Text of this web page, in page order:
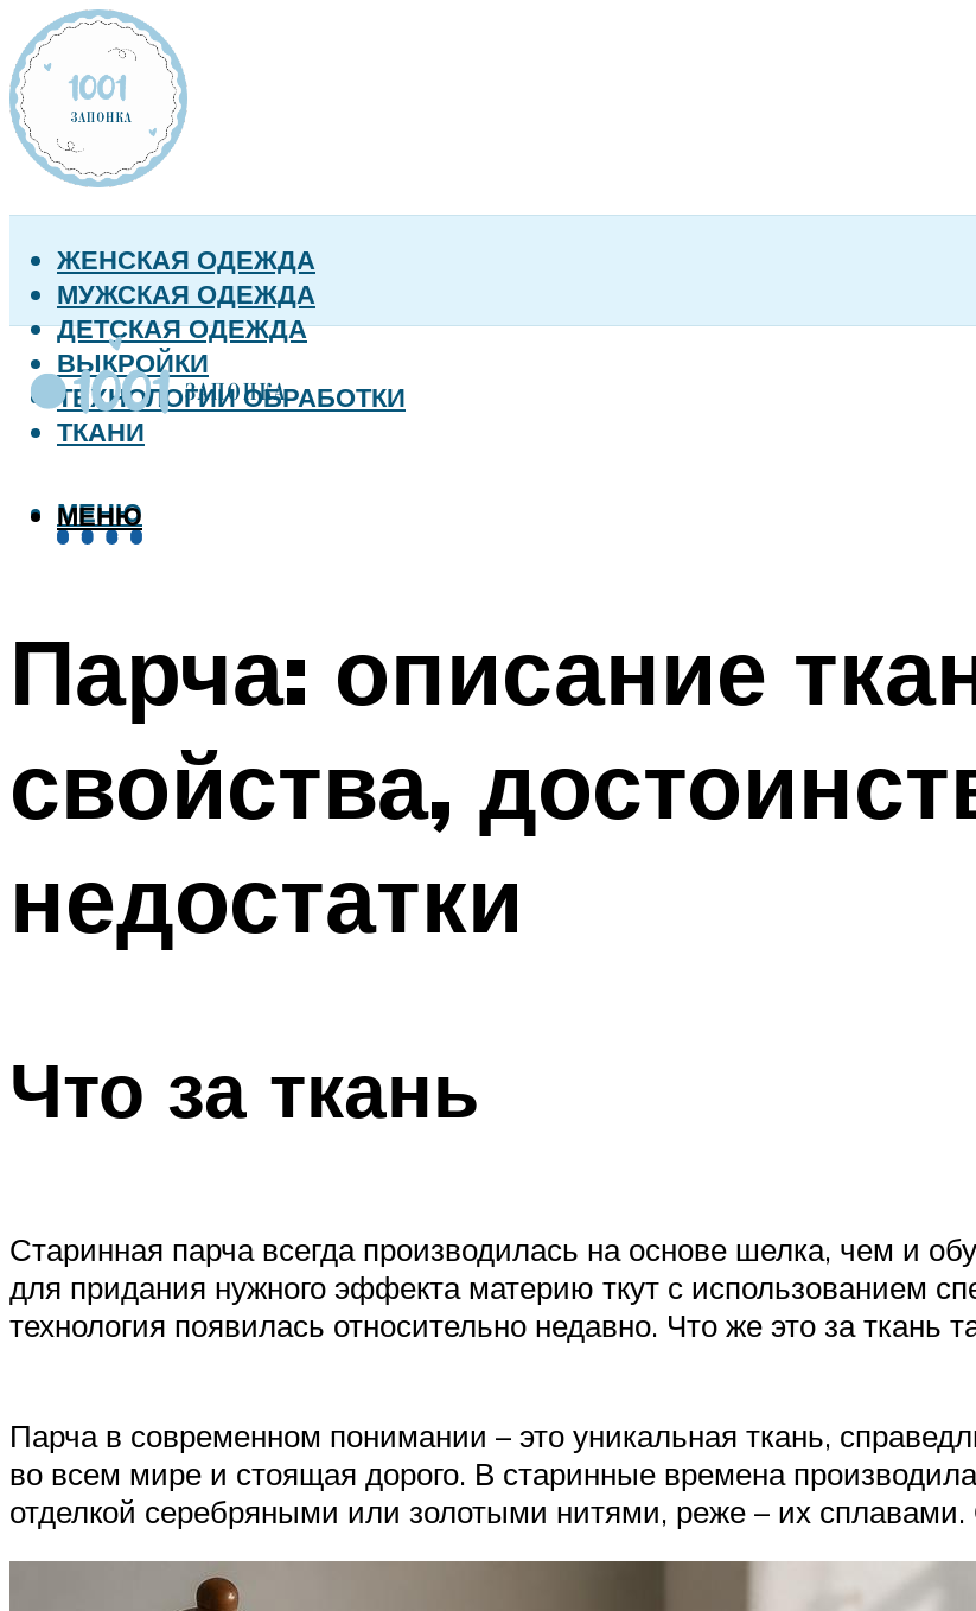
ЖЕНСКАЯ ОДЕЖДА
МУЖСКАЯ ОДЕЖДА
ДЕТСКАЯ ОДЕЖДА
ВЫКРОЙКИ
ТЕХНОЛОГИИ ОБРАБОТКИ
ТКАНИ
МЕНЮ
МЕНЮ
Парча: описание
свойства,
недостатки
Что за ткань
Старинная парча всегда производилась на основе шелка, чем и
для придания нужного эффекта материю ткут с использованием
технология появилась относительно недавно. Что же это за ткань
Парча в современном понимании – это уникальная ткань,
во всем мире и стоящая дорого. В старинные времена
отделкой серебряными или золотыми нитями, реже – их сплавами.